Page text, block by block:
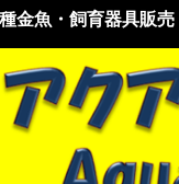
金魚・飼育器具販売